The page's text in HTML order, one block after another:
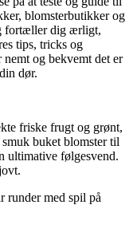
blomsterbutikker og
fortæller dig ærligt,
tips, tricks og
og bekvemt det er
dør.
friske frugt og grønt,
buket blomster til
ultimative følgesvend.
runder med spil på